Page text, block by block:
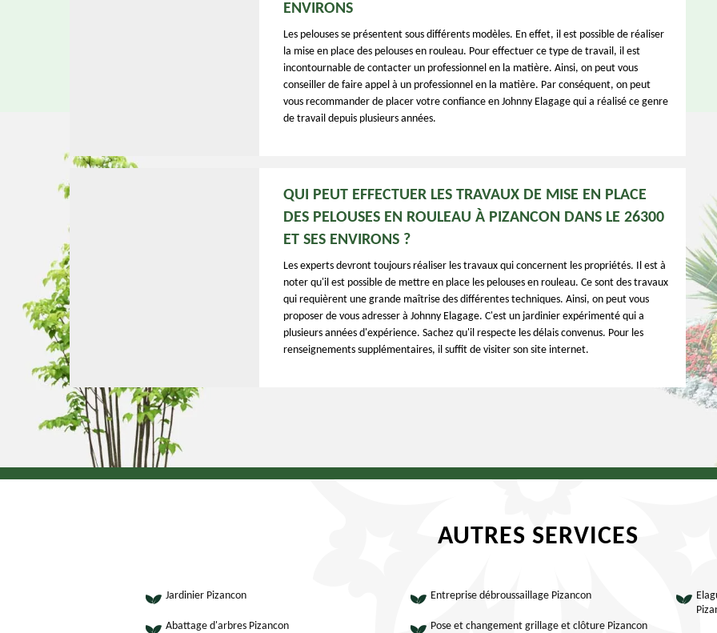
ENVIRONS
Les pelouses se présentent sous différents modèles. En effet, il est possible de réaliser
la mise en place des pelouses en rouleau. Pour effectuer ce type de travail, il est
incontournable de contacter un professionnel en la matière. Ainsi, on peut vous
conseiller de faire appel à un professionnel en la matière. Par conséquent, on peut
vous recommander de placer votre confiance en Johnny Elagage qui a réalisé ce genre
de travail depuis plusieurs années.
QUI PEUT EFFECTUER LES TRAVAUX DE MISE EN PLACE
DES PELOUSES EN ROULEAU À PIZANCON DANS LE 26300
ET SES ENVIRONS ?
Les experts devront toujours réaliser les travaux qui concernent les propriétés. Il est à
noter qu'il est possible de mettre en place les pelouses en rouleau. Ce sont des travaux
qui requièrent une grande maîtrise des différentes techniques. Ainsi, on peut vous
proposer de vous adresser à Johnny Elagage. C'est un jardinier expérimenté qui a
plusieurs années d'expérience. Sachez qu'il respecte les délais convenus. Pour les
renseignements supplémentaires, il suffit de visiter son site internet.
AUTRES SERVICES
Jardinier Pizancon
Abattage d'arbres Pizancon
Entreprise débroussaillage Pizancon
Pose et changement grillage et clôture Pizancon